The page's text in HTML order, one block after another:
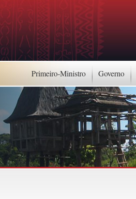
Primeiro-Ministro Governo